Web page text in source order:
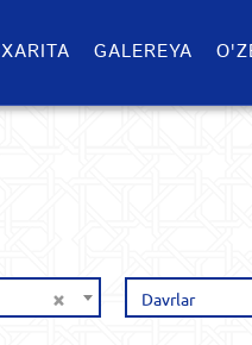
XARITA GALEREYA
× Davrlar